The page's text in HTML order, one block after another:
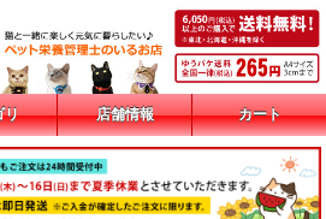
リ 店舗情報 カート